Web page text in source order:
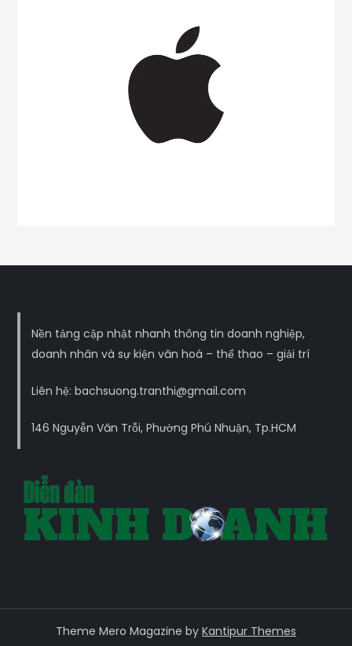
Nền tảng cập nhật nhanh thông tin doanh nghiệp,
doanh nhân và sự kiện văn hoá – thể thao – giải trí
Liên hệ: bachsuong.tranthi@gmail.com
146 Nguyễn Văn Trỗi, Phường Phú Nhuận, Tp.HCM
Theme Mero Magazine by Kantipur Themes